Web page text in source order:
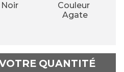
Noir
Couleur
Agate
QUANTITÉ